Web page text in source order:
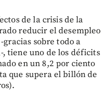
de la crisis de la
reducir el desempleo
sobre todo a
tiene uno de los déficits
en un 8,2 por ciento
que supera el billón de